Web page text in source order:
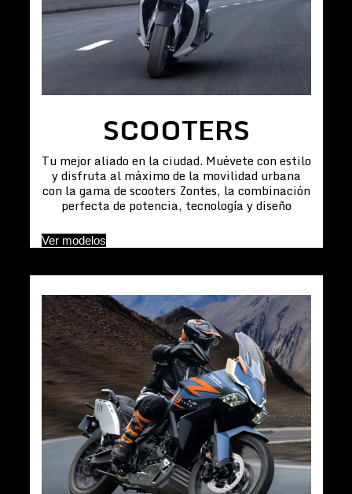
SCOOTERS
Tu mejor aliado en la ciudad. Muévete con estilo
y disfruta al máximo de la movilidad urbana
con la gama de scooters Zontes, la combinación
perfecta de potencia, tecnología y diseño
Ver modelos